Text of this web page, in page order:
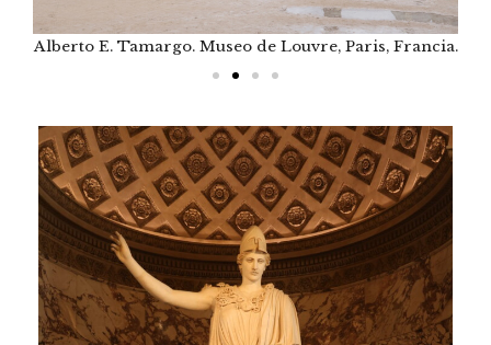
Alberto E. Tamargo. Museo de Louvre, Paris, Francia.